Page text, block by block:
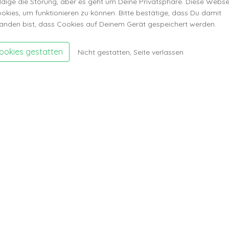
um funktionieren zu können. Bitte bestätige, dass Du damit
bist, dass Cookies auf Deinem Gerät gespeichert werden.
gestatten Nicht gestatten, Seite verlassen